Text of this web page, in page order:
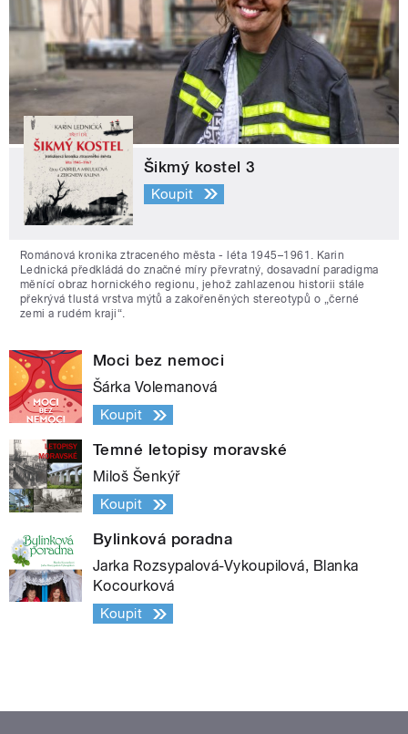
Šikmý kostel 3
Koupit
Románová kronika ztraceného města - léta 1945–1961. Karin
Lednická předkládá do značné míry převratný, dosavadní paradigma
měnící obraz hornického regionu, jehož zahlazenou historii stále
překrývá tlustá vrstva mýtů a zakořeněných stereotypů o „černé
zemi a rudém kraji“.
Moci bez nemoci
Šárka Volemanová
Koupit
Temné letopisy moravské
Miloš Šenkýř
Koupit
Bylinková poradna
Jarka Rozsypalová-Vykoupilová, Blanka
Kocourková
Koupit